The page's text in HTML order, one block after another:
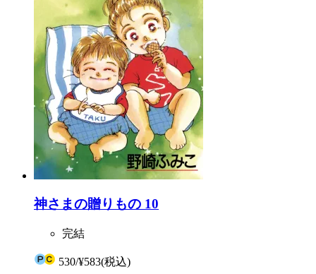
神さまの贈りもの 10
完結
530/¥583(税込)